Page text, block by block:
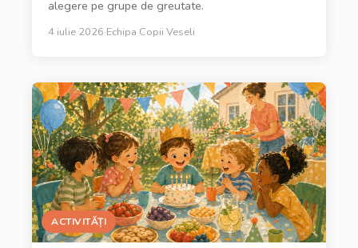
alegere pe grupe de greutate.
4 iulie 2026·Echipa Copii Veseli
ACTIVITĂȚI